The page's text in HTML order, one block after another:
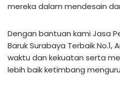
mereka dalam mendesain
Dengan bantuan kami Jasa
Baruk Surabaya Terbaik
waktu dan kekuatan serta
lebih baik ketimbang